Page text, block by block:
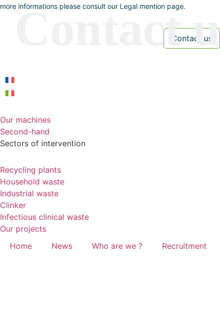
more informations please consult our Legal mention page.
Our machines
Second-hand
Sectors of intervention
Recycling plants
Household waste
Industrial waste
Clinker
Infectious clinical waste
Our projects
Home
News Who are we ? Recruitment